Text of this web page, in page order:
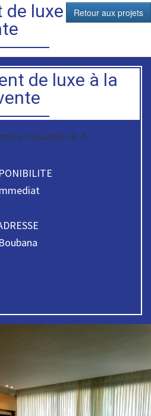
Retour aux projets
luxe
de luxe à la
et sécurisée de h...
Boubana